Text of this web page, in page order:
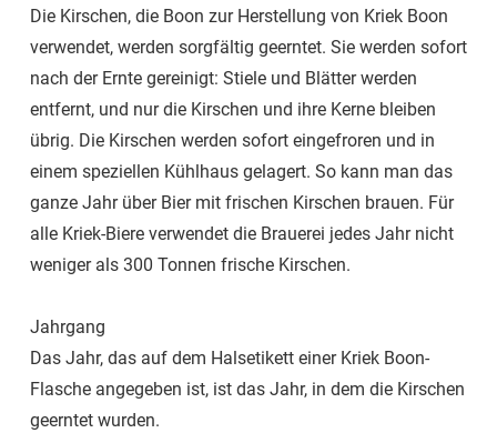
Die Kirschen, die Boon zur Herstellung von Kriek Boon
verwendet, werden sorgfältig geerntet. Sie werden sofort
nach der Ernte gereinigt: Stiele und Blätter werden
entfernt, und nur die Kirschen und ihre Kerne bleiben
übrig. Die Kirschen werden sofort eingefroren und in
einem speziellen Kühlhaus gelagert. So kann man das
ganze Jahr über Bier mit frischen Kirschen brauen. Für
alle Kriek-Biere verwendet die Brauerei jedes Jahr nicht
weniger als 300 Tonnen frische Kirschen.
Jahrgang
Das Jahr, das auf dem Halsetikett einer Kriek Boon-
Flasche angegeben ist, ist das Jahr, in dem die Kirschen
geerntet wurden.